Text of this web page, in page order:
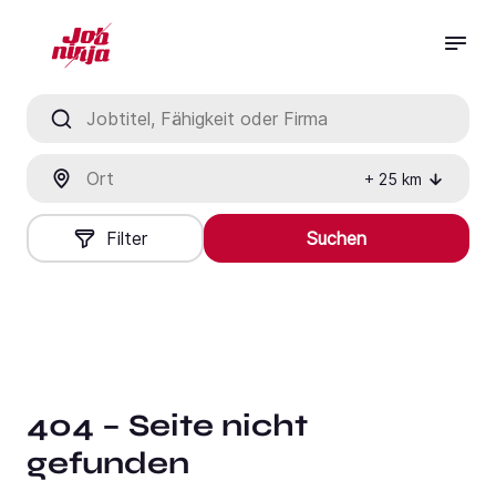
+ 25 km
Filter Suchen
404 – Seite nicht
gefunden